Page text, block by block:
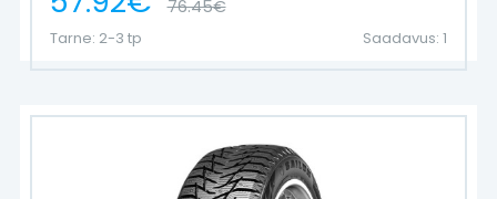
76.45€
Tarne: 2-3 tp Saadavus: 1